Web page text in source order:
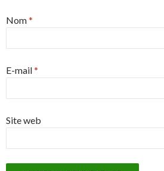
Nom*
E-mail*
Site web